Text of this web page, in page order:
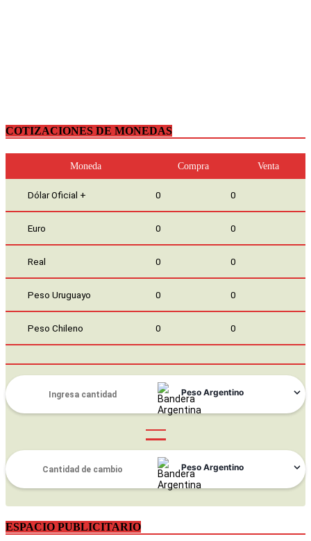
COTIZACIONES DE MONEDAS
Moneda Compra Venta
Dólar Oficial + 0 0
Euro 0 0
Real 0 0
Peso Uruguayo 0 0
Peso Chileno 0 0
ESPACIO PUBLICITARIO